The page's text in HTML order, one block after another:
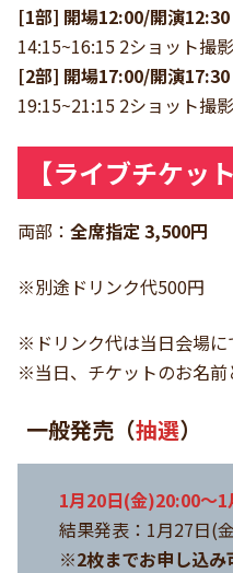
[1部] 開場12:00/開演12:30
14:15~16:15 2ショット撮
[2部] 開場17:00/開演17:30
19:15~21:15 2ショット撮
【ライブチケッ
両部： 全席指定 3,500円
※別途ドリンク代500円
※ドリンク代は当日会場に
※当日、チケットのお名前
一般発売（抽選）
1月20日(金)20:00〜
結果発表：1月27日(
※2枚までお申し込